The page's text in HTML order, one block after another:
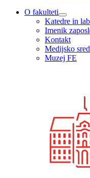
O fakulteti
Katedre in
Imenik
Kontakt
Medijsko
Muzej FE